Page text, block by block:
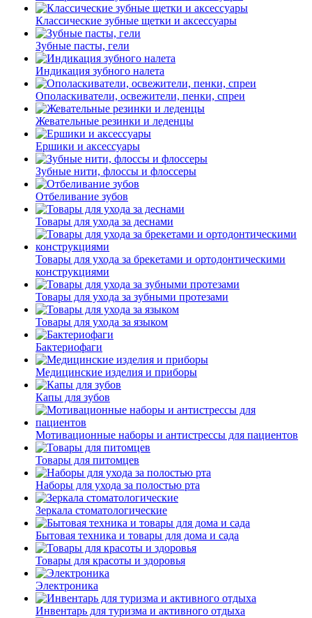
Классические зубные щетки и аксессуары
Зубные пасты, гели
Индикация зубного налета
Ополаскиватели, освежители, пенки, спреи
Жевательные резинки и леденцы
Ершики и аксессуары
Зубные нити, флоссы и флоссеры
Отбеливание зубов
Товары для ухода за деснами
Товары для ухода за брекетами и ортодонтическими
конструкциями
Товары для ухода за зубными протезами
Товары для ухода за языком
Бактериофаги
Медицинские изделия и приборы
Капы для зубов
Мотивационные наборы и антистрессы для пациентов
Товары для питомцев
Наборы для ухода за полостью рта
Зеркала стоматологические
Бытовая техника и товары для дома и сада
Товары для красоты и здоровья
Электроника
Инвентарь для туризма и активного отдыха